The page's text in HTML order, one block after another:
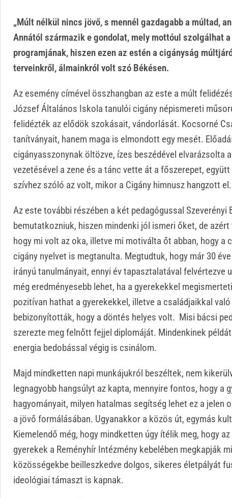
„Múlt nélkül nincs jövő, s mennél gazdagabb a múltad,
Annától származik e gondolat, mely mottóul szolgálhat
programjának, hiszen ezen az estén a cigányság
terveinkről, álmainkról volt szó Békésen.
Az esemény címével összhangban az este a múlt
József Általános Iskola tanulói cigány népismereti
felidézték az elődök szokásait, vándorlását. Kocsorné
tanítványait, hanem maga is elmondott egy mesét.
cigányasszonynak öltözve, ízes beszédével elvarázsolta
vezetésével a zene és a tánc vette át a főszerepet,
szívhez szóló az volt, mikor a Cigány himnusz hangzott el.
Az este további részében a két pedagógussal
bemutatkozniuk, hiszen mindenki jól ismeri őket, de
hogy mi volt az oka, illetve mi motiválta őt abban, hogy
cigány nyelvet is megtanulta. Megtudtuk, hogy már 30
irányú tanulmányait, ennyi év tapasztalatával felvértezve
még eredményesebb lehet, ha a gyerekekkel
pozitívan hathat a gyerekekkel, illetve a családjaikkal
bebizonyították, hogy a döntés helyes volt. Misi bácsi
szerezte meg felnőtt fejjel diplomáját. Mindenkinek
energia bedobással végig is csinálom.
Majd mindketten napi munkájukról beszéltek, nem
legnagyobb hangsúlyt az kapta, mennyire fontos, hogy a
hagyományait, milyen hatalmas segítség lehet ez a
a jövő formálásában. Ugyanakkor a közös út, egymás
Kiemelendő még, hogy mindketten úgy ítélik meg, hogy
gyerekek a Reményhír Intézmény kebelében megkapják
közösségekbe beilleszkedve dolgos, sikeres életpályát
ideológiai támaszt is kapnak.